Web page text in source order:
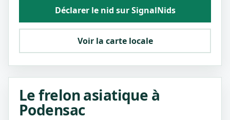
Déclarer le nid sur SignalNids
Voir la carte locale
Le frelon asiatique à
Podensac